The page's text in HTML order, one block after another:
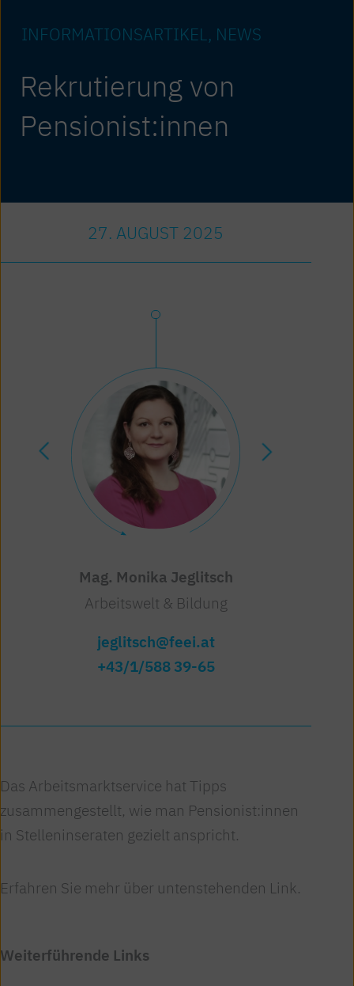
INFORMATIONS­ARTIKEL NEWS
Rekrutierung von
Pensionist:innen
27. AUGUST 2025
Mag. Monika Jeglitsch
Arbeitswelt & Bildung
jeglitsch@feei.at
+43/1/588 39-65
Dr. Bernhard Gruber
Arbeitswelt & Bildung
gruber@feei.at
+43/1/588 39-56
Das Arbeitsmarktservice hat Tipps
zusammengestellt, wie man Pensionist:innen
in Stelleninseraten gezielt anspricht.
Erfahren Sie mehr über untenstehenden Link.
Weiterführende Links